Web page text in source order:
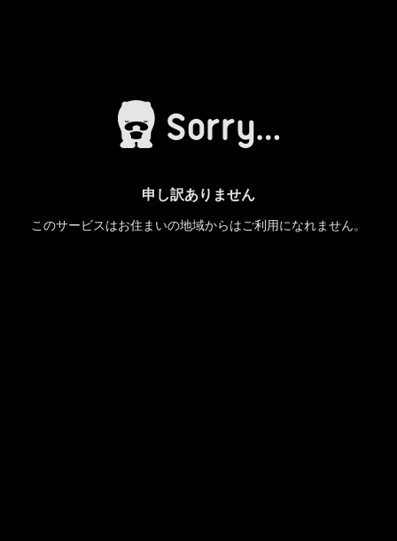
申し訳ありません
このサービスはお住まいの地域からはご利用になれません。